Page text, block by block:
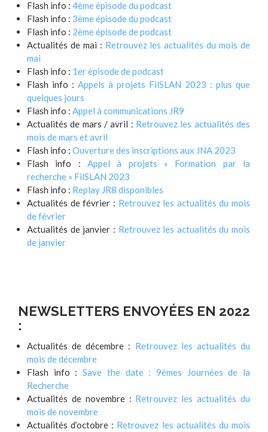
Flash info : 4ème épisode du podcast
Flash info : 3ème épisode du podcast
Flash info : 2ème épisode de podcast
Actualités de mai : Retrouvez les actualités du mois de
mai
Flash info : 1er épisode de podcast
Flash info : Appels à projets FilSLAN 2023 : plus que
quelques jours
Flash info : Appel à communications JR9
Actualités de mars / avril : Retrouvez les actualités des
mois de mars et avril
Flash info : Ouverture des inscriptions aux JNA 2023
Flash info : Appel à projets « Formation par la
recherche » FilSLAN 2023
Flash info : Replay JR8 disponibles
Actualités de février : Retrouvez les actualités du mois
de février
Actualités de janvier : Retrouvez les actualités du mois
de janvier
NEWSLETTERS ENVOYÉES EN 2022
:
Actualités de décembre : Retrouvez les actualités du
mois de décembre
Flash info :Save the date : 9èmes Journées de la
Recherche
Actualités de novembre : Retrouvez les actualités du
mois de novembre
Actualités d’octobre : Retrouvez les actualités du mois